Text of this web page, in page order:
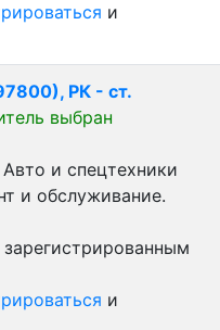
и
РК - ст.
выбран
и спецтехники
и обслуживание.
и